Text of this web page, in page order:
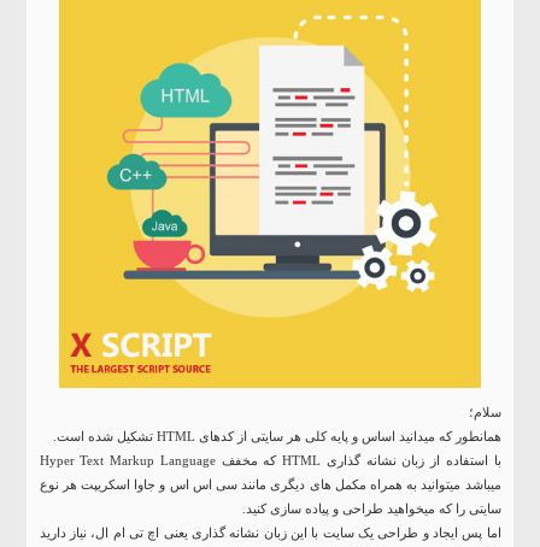
سلام؛
همانطور که میدانید اساس و پایه کلی هر سایتی از کدهای HTML تشکیل شده است.
با استفاده از زبان نشانه گذاری HTML که مخفف Hyper Text Markup Language
میباشد میتوانید به همراه مکمل های دیگری مانند سی اس اس و جاوا اسکریپت هر نوع
سایتی را که میخواهید طراحی و پیاده سازی کنید.
اما پس ایجاد و طراحی یک سایت با این زبان نشانه گذاری یعنی اچ تی ام ال، نیاز دارید